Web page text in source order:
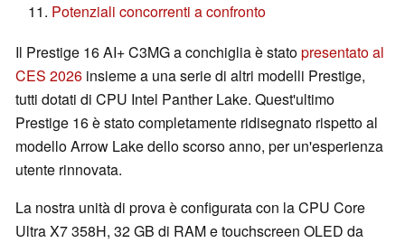
Potenziali concorrenti a confronto
Il Prestige 16 AI+ C3MG a conchiglia è statopresentato al
CES 2026 insieme a una serie di altri modelli Prestige,
tutti dotati di CPU Intel Panther Lake. Quest'ultimo
Prestige 16 è stato completamente ridisegnato rispetto al
modello Arrow Lake dello scorso anno, per un'esperienza
utente rinnovata.
La nostra unità di prova è configurata con la CPU Core
Ultra X7 358H, 32 GB di RAM e touchscreen OLED da